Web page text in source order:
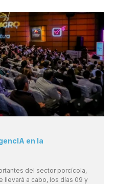
en la
del sector porcícola,
llevará a cabo, los días 09 y